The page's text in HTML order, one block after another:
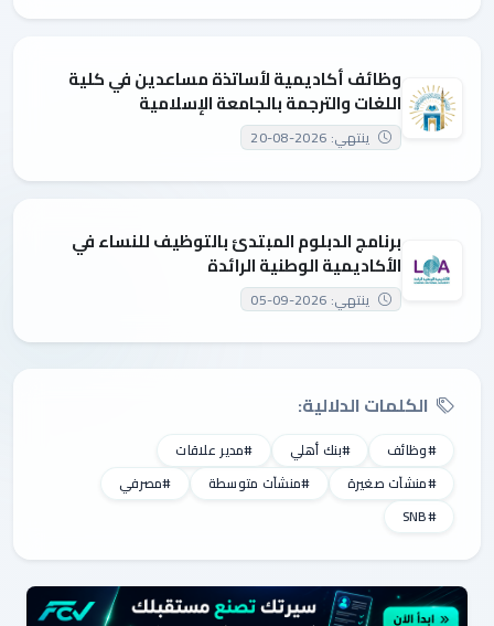
وظائف أكاديمية لأساتذة مساعدين في كلية
اللغات والترجمة بالجامعة الإسلامية
ينتهي: 2026-08-20
برنامج الدبلوم المبتدئ بالتوظيف للنساء في
الأكاديمية الوطنية الرائدة
ينتهي: 2026-09-05
الكلمات الدلالية:
#وظائف #بنك أهلي
#مدير علاقات
#منشآت صغيرة
#منشآت متوسطة
#مصرفي
#SNB